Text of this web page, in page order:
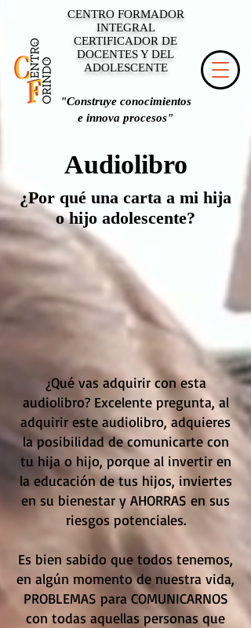
CENTRO FORMADOR
INTEGRAL
CERTIFICADOR DE
DOCENTES Y DEL
ADOLESCENTE
"Construye conocimientos
e innova procesos"
Audiolibro
¿Por qué una carta a mi hija
o hijo adolescente?
¿Qué vas adquirir con esta
audiolibro? Excelente pregunta, al
adquirir este audiolibro, adquieres
la posibilidad de comunicarte con
tu hija o hijo, porque al invertir en
la educación de tus hijos, inviertes
en su bienestar y AHORRAS en sus
riesgos potenciales.
Es bien sabido que todos tenemos,
en algún momento de nuestra vida,
PROBLEMAS para COMUNICARNOS
con todas aquellas personas que